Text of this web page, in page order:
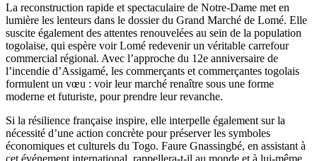
La reconstruction rapide et spectaculaire de Notre-Dame met en
lumière les lenteurs dans le dossier du Grand Marché de Lomé. Elle
suscite également des attentes renouvelées au sein de la population
togolaise, qui espère voir Lomé redevenir un véritable carrefour
commercial régional. Avec l’approche du 12e anniversaire de
l’incendie d’Assigamé, les commerçants et commerçantes togolais
formulent un vœu : voir leur marché renaître sous une forme
moderne et futuriste, pour prendre leur revanche.
Si la résilience française inspire, elle interpelle également sur la
nécessité d’une action concrète pour préserver les symboles
économiques et culturels du Togo. Faure Gnassingbé, en assistant à
cet événement international, rappellera-t-il au monde et à lui-même